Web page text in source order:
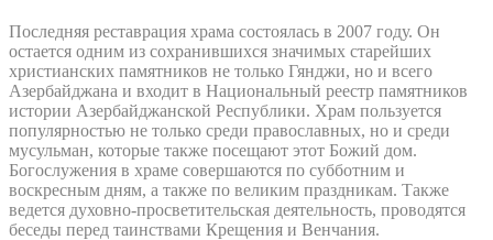
Последняя реставрация храма состоялась в 2007 году. Он
остается одним из сохранившихся значимых старейших
христианских памятников не только Гянджи, но и всего
Азербайджана и входит в Национальный реестр памятников
истории Азербайджанской Республики. Храм пользуется
популярностью не только среди православных, но и среди
мусульман, которые также посещают этот Божий дом.
Богослужения в храме совершаются по субботним и
воскресным дням, а также по великим праздникам. Также
ведется духовно-просветительская деятельность, проводятся
беседы перед таинствами Крещения и Венчания.